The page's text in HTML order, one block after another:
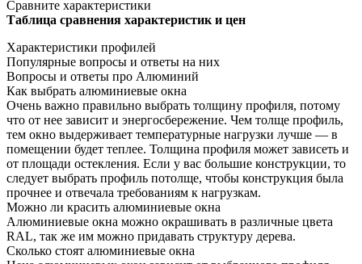
Сравните характеристики
Таблица сравнения характеристик и цен
Характеристики профилей
Популярные вопросы и ответы на них
Вопросы и ответы про Алюминий
Как выбрать алюминиевые окна
Очень важно правильно выбрать толщину профиля, потому
что от нее зависит и энергосбережение. Чем толще профиль,
тем окно выдерживает температурные нагрузки лучше — в
помещении будет теплее. Толщина профиля может зависеть и
от площади остекления. Если у вас большие конструкции, то
следует выбрать профиль потолще, чтобы конструкция была
прочнее и отвечала требованиям к нагрузкам.
Можно ли красить алюминиевые окна
Алюминиевые окна можно окрашивать в различные цвета
RAL, так же им можно придавать структуру дерева.
Сколько стоят алюминиевые окна